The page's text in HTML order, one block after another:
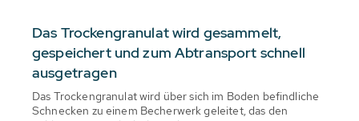
Das Trockengranulat wird gesammelt,
gespeichert und zum Abtransport schnell
ausgetragen
Das Trockengranulat wird über sich im Boden befindliche
Schnecken zu einem Becherwerk geleitet, das den